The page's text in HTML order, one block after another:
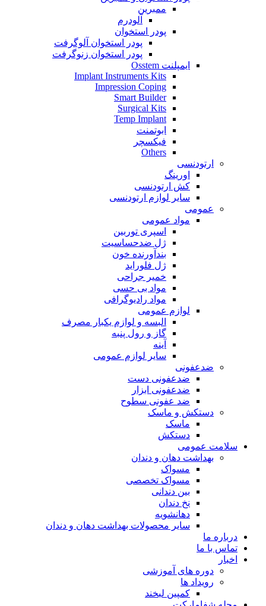
ممبرین
آلودرم
پودر استخوان
پودر استخوان آلوگرفت
پودر استخوان زنوگرفت
ایمپلنت Osstem
Implant Instruments Kits
Impression Coping
Smart Builder
Surgical Kits
Temp Implant
ابوتمنت
فیکسچر
Others
ارتودنسی
اورینگ
کش ارتودنسی
سایر لوازم ارتودنسی
عمومی
مواد عمومی
اسپری توربین
ژل ضدحساسیت
بندآورنده خون
ژل فلوراید
خمیر جراحی
مواد بی حسی
مواد رادیوگرافی
لوازم عمومی
البسه و لوازم یکبار مصرف
گاز و رول پنبه
آینه
سایر لوازم عمومی
ضدعفونی
ضدعفونی دست
ضدعفونی ابزار
ضد عفونی سطوح
دستکش و ماسک
ماسک
دستکش
سلامت عمومی
بهداشت دهان و دندان
مسواک
مسواک تخصصی
بین دندانی
نخ دندان
دهانشویه
سایر محصولات بهداشت دهان و دندان
درباره ما
تماس با ما
اخبار
دوره های آموزشی
رویداد ها
کمپین لبخند